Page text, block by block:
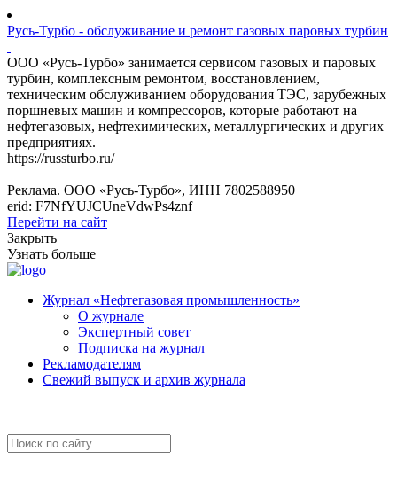
Русь-Турбо - обслуживание и ремонт газовых паровых турбин
ООО «Русь-Турбо» занимается сервисом газовых и паровых
турбин, комплексным ремонтом, восстановлением,
техническим обслуживанием оборудования ТЭС, зарубежных
поршневых машин и компрессоров, которые работают на
нефтегазовых, нефтехимических, металлургических и других
предприятиях.
https://russturbo.ru/
Реклама. ООО «Русь-Турбо», ИНН 7802588950
erid: F7NfYUJCUneVdwPs4znf
Перейти на сайт
Закрыть
Узнать больше
Журнал «Нефтегазовая промышленность»
О журнале
Экспертный совет
Подписка на журнал
Рекламодателям
Свежий выпуск и архив журнала